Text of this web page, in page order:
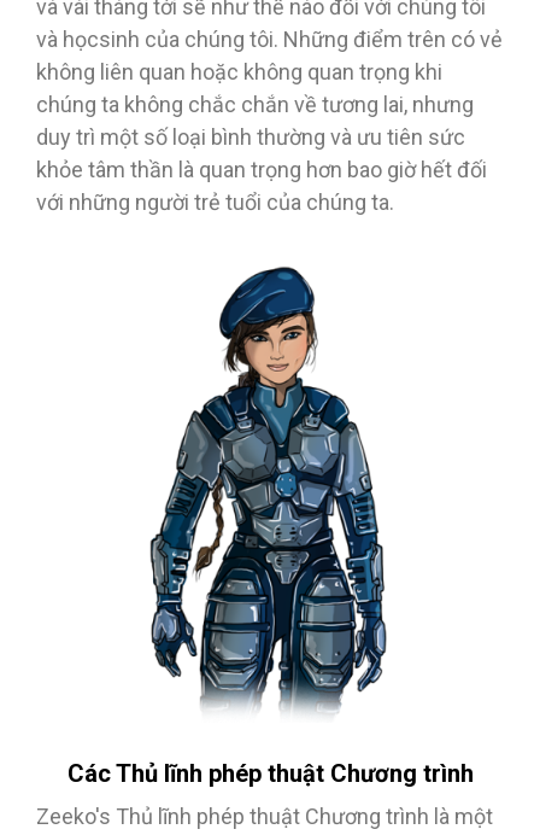
và vài tháng tới sẽ như thế nào đối với chúng tôi
và họcsinh của chúng tôi. Những điểm trên có vẻ
không liên quan hoặc không quan trọng khi
chúng ta không chắc chắn về tương lai, nhưng
duy trì một số loại bình thường và ưu tiên sức
khỏe tâm thần là quan trọng hơn bao giờ hết đối
với những người trẻ tuổi của chúng ta.
Các Thủ lĩnh phép thuật Chương trình
Zeeko's Thủ lĩnh phép thuật Chương trình là một